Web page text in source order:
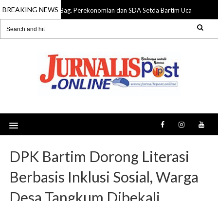
BREAKING NEWS
06 Aug 2026 Bag. Perekonomian dan SDA Setda Bartim Ucapkan
DPK Bartim Dorong Literasi
Berbasis Inklusi Sosial, Warga
Desa Tangkum Dibekali